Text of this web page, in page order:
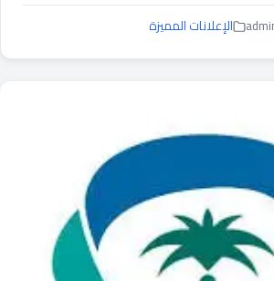
الإعلانات المميزة